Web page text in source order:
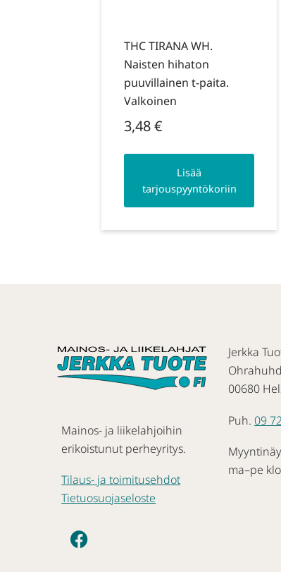
THC TIRANA WH.
Naisten hihaton
puuvillainen t-paita.
Valkoinen
3,48€
Lisää
tarjouspyyntökoriin
Mainos- ja liikelahjoihin
erikoistunut perheyritys.
Tilaus- ja toimitusehdot
Tietuosuojaseloste
Jerkka
00680
Puh. 09
ma–pe